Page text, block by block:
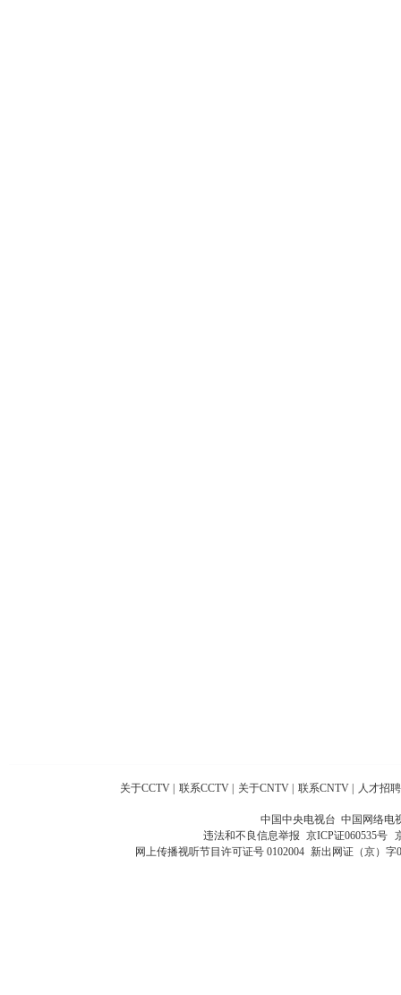
关于CCTV 联系CCTV 关于CNTV 联系CNTV 人才招聘
中国中央电视台 中国网络电
违法和不良信息举报 京ICP证060535号
网上传播视听节目许可证号 0102004 新出网证（京）